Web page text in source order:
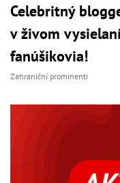
Celebritný
v živom
fanúšikovia!
Zahraniční prominenti